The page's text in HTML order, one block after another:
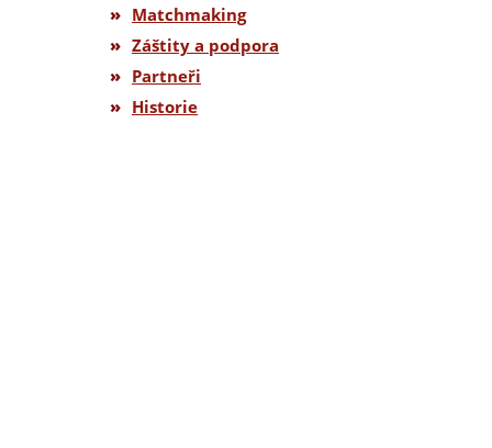
» Matchmaking
» Záštity a podpora
» Partneři
» Historie